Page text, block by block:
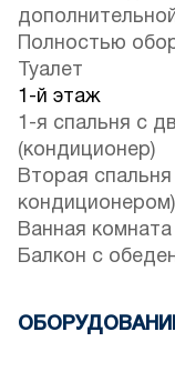
Полностью
Туалет
1-й этаж
1-я спальня с
(кондиционер)
Вторая
Ванная комната
Балкон с